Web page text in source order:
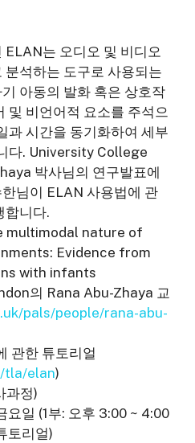
는 오디오 및 비디오
석하는 도구로 사용되는
아동의 발화 혹은 상호작
및 비언어적 요소를 주석으
과 시간을 동기화하여 세부
다. University College
박사님의 연구발표에
님이 ELAN 사용법에 관
합니다.
multimodal nature of
Evidence from
with infants
의 Rana Abu-Zhaya 교
pals/people/rana-abu-
관한 튜토리얼
tla/elan)
과정)
일 (1부: 오후 3:00 ~ 4:00
토리얼)